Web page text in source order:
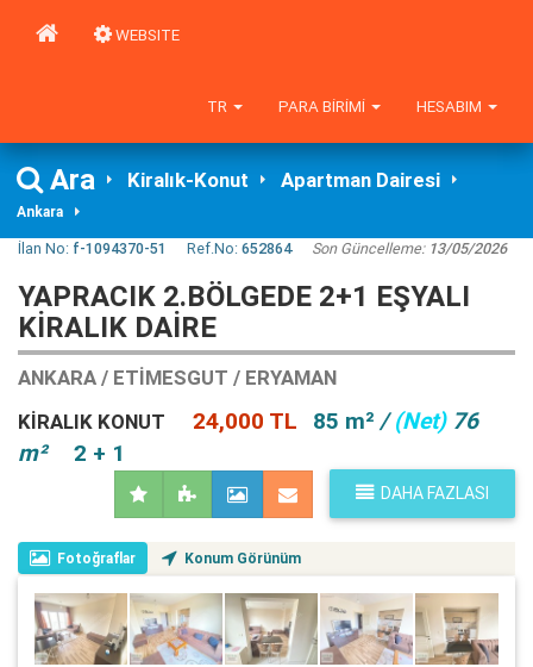
WEBSITE
HESABIM
PARA BIRIMI
TR
Ara Kiralık-Konut Apartman Dairesi
Ankara
İlan No: f-1094370-51 Ref.No: 652864 Son Güncelleme: 13/05/2026
YAPRACIK 2.BÖLGEDE 2+1 EŞYALI
KİRALIK DAİRE
ANKARA / ETIMESGUT / ERYAMAN
KIRALIK KONUT
24,000 TL 85 m² /(Net)76
m²
2 + 1
DAHA FAZLASI
Fotoğraflar Konum Görünüm